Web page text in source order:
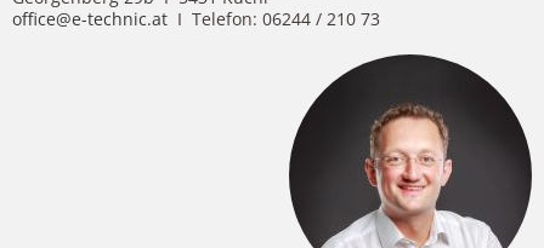
office@e-technic.at I Telefon: 06244 / 210 73